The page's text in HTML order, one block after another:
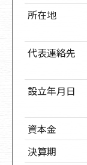
所在地
代表連絡先
設立年月日
資本金
決算期